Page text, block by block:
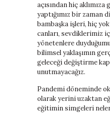
açısından hiç
yaptığımız bir zaman
bambaşka işleri, hiç
canları, sevdiklerimiz
yönetenlere
bilimsel yaklaşımın
geleceği değiştirme
unutmayacağız.
Pandemi döneminde
olarak yerini uzaktan
eğitimin simgeleri